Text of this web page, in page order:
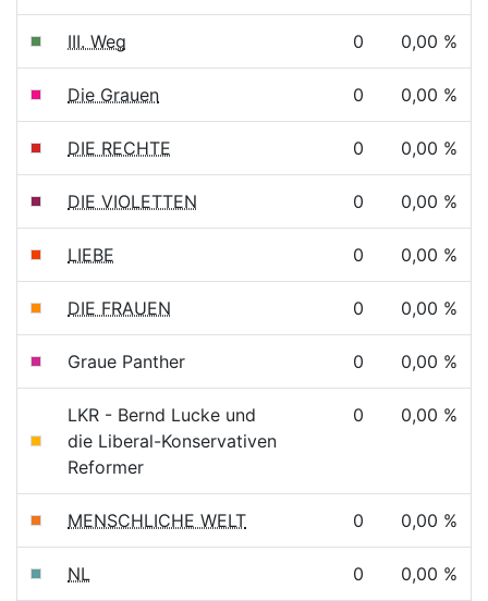
III. Weg 0 0,00 %
Die Grauen 0 0,00 %
DIE RECHTE 0 0,00 %
DIE VIOLETTEN 0 0,00 %
LIEBE 0 0,00 %
DIE FRAUEN 0 0,00 %
Graue Panther 0 0,00 %
LKR - Bernd Lucke und
die Liberal-Konservativen
Reformer
0 0,00 %
MENSCHLICHE WELT 0 0,00 %
NL 0 0,00 %